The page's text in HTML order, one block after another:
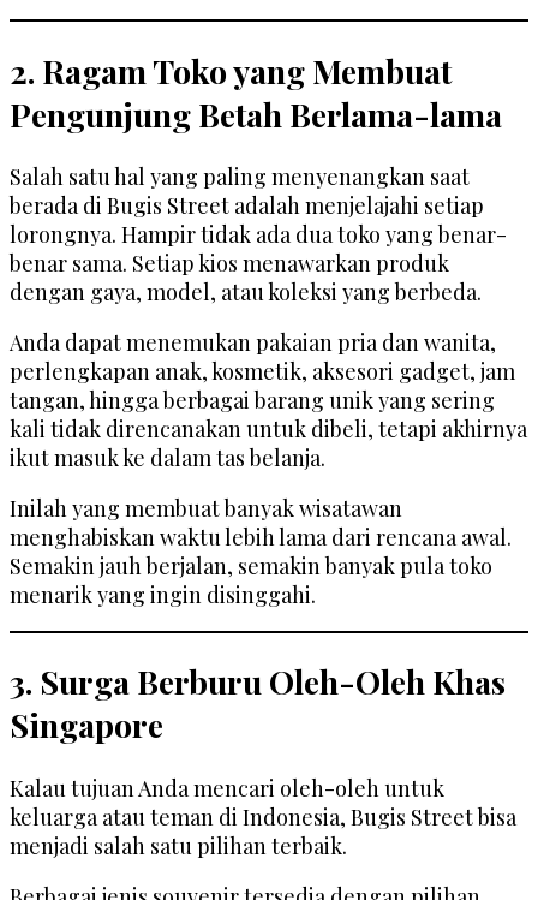
2. Ragam Toko yang Membuat
Pengunjung Betah Berlama-lama
Salah satu hal yang paling menyenangkan saat
berada di Bugis Street adalah menjelajahi setiap
lorongnya. Hampir tidak ada dua toko yang benar-
benar sama. Setiap kios menawarkan produk
dengan gaya, model, atau koleksi yang berbeda.
Anda dapat menemukan pakaian pria dan wanita,
perlengkapan anak, kosmetik, aksesori gadget, jam
tangan, hingga berbagai barang unik yang sering
kali tidak direncanakan untuk dibeli, tetapi akhirnya
ikut masuk ke dalam tas belanja.
Inilah yang membuat banyak wisatawan
menghabiskan waktu lebih lama dari rencana awal.
Semakin jauh berjalan, semakin banyak pula toko
menarik yang ingin disinggahi.
3. Surga Berburu Oleh-Oleh Khas
Singapore
Kalau tujuan Anda mencari oleh-oleh untuk
keluarga atau teman di Indonesia, Bugis Street bisa
menjadi salah satu pilihan terbaik.